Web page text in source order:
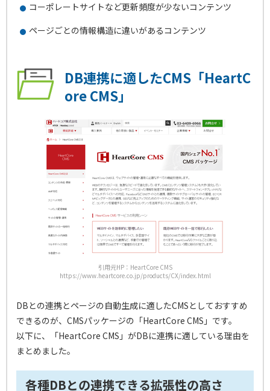
コーポレートサイトなど更新頻度が少ないコンテンツ
ページごとの情報構造に違いがあるコンテンツ
DB連携に適したCMS「HeartC
ore CMS」
引用元HP：HeartCore CMS
https://www.heartcore.co.jp/products/CX/index.html
DBとの連携とページの自動生成に適したCMSとしておすすめ
できるのが、CMSパッケージの「HeartCore CMS」です。
以下に、「HeartCore CMS」がDBに連携に適している理由を
まとめました。
各種DBとの連携できる拡張性の高さ